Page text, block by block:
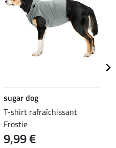
sugar dog
T-shirt rafraîchissant
Frostie
9,99 €